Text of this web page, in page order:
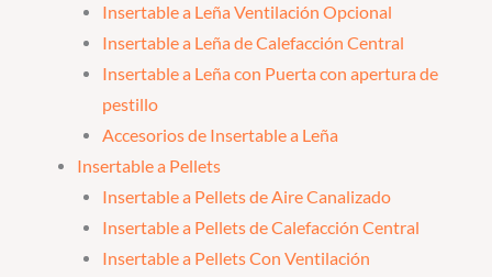
Insertable a Leña Ventilación Opcional
Insertable a Leña de Calefacción Central
Insertable a Leña con Puerta con apertura de
pestillo
Accesorios de Insertable a Leña
Insertable a Pellets
Insertable a Pellets de Aire Canalizado
Insertable a Pellets de Calefacción Central
Insertable a Pellets Con Ventilación